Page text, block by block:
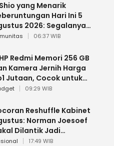
yang Menarik
Hari Ini 5
2026: Segalanya
Lancar
06:37 WIB
Redmi Memori 256 GB
Kamera Jernih Harga
Jutaan, Cocok untuk
09:29 WIB
Reshuffle Kabinet
Norman Joesoef
Dilantik Jadi
RI
17:49 WIB